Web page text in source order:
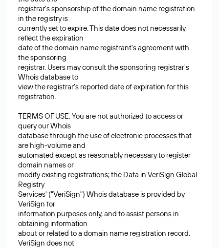
registrar's sponsorship of the domain name registration
in the registry is
currently set to expire. This date does not necessarily
reflect the expiration
date of the domain name registrant's agreement with
the sponsoring
registrar. Users may consult the sponsoring registrar's
Whois database to
view the registrar's reported date of expiration for this
registration.
TERMS OF USE: You are not authorized to access or
query our Whois
database through the use of electronic processes that
are high-volume and
automated except as reasonably necessary to register
domain names or
modify existing registrations; the Data in VeriSign Global
Registry
Services' ("VeriSign") Whois database is provided by
VeriSign for
information purposes only, and to assist persons in
obtaining information
about or related to a domain name registration record.
VeriSign does not